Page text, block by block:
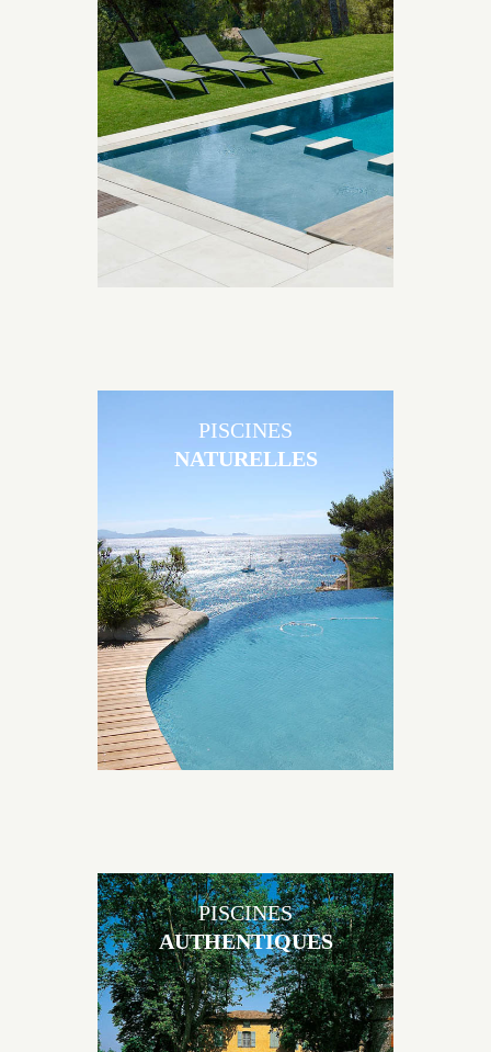
Les piscines en béton contemporaines Jacques
Brens sont uniques grâce au large choix de
matériaux et de revêtements et les nombreuses
options disponibles, miroir, couloir de nage, plage
immergée, débordement.
Les piscines en béton naturelles Jacques Brens sont
originales, elles s’intègrent parfaitement à leur
environnement grâce à un jeu de volume et de
matière sur-mesure conçu par notre bureau d’étude
spécialisé.
PISCINES
NATURELLES
Les piscines en béton authentiques Jacques Brens se
démarquent par la noblesse des matériaux
PISCINES
AUTHENTIQUES